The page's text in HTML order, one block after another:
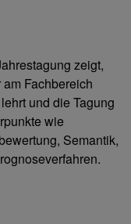
zeigt,
Fachbereich
und die Tagung
wie
Semantik,